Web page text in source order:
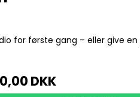
for første gang – eller give
DKK